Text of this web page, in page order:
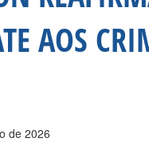
AOS
de 2026